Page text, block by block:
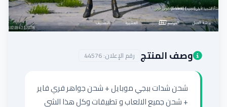
إضافة إعلان
وصف المنتج رقم الإعلان:44576
شحن شدات ببجي موبايل + شحن جواهر فري فاير